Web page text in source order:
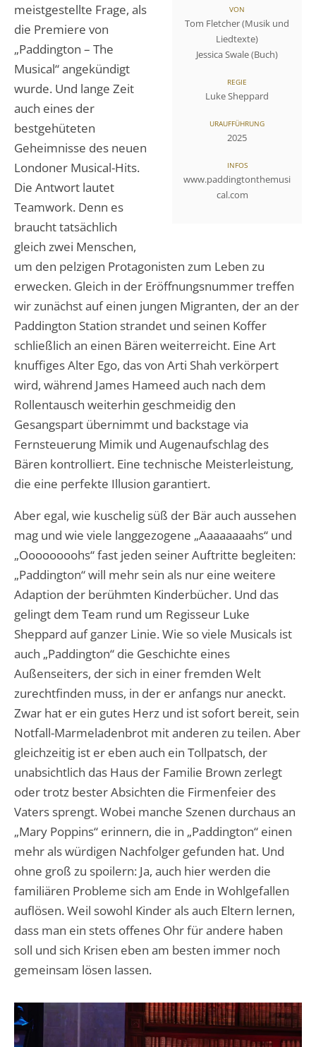
VON
Tom Fletcher (Musik und
Liedtexte)
Jessica Swale (Buch)
REGIE
Luke Sheppard
URAUFFÜHRUNG
2025
INFOS
www.paddingtonthemusi
cal.com
meistgestellte Frage, als
die Premiere von
„Paddington – The
Musical“ angekündigt
wurde. Und lange Zeit
auch eines der
bestgehüteten
Geheimnisse des neuen
Londoner Musical-Hits.
Die Antwort lautet
Teamwork. Denn es
braucht tatsächlich
gleich zwei Menschen,
um den pelzigen Protagonisten zum Leben zu
erwecken. Gleich in der Eröffnungsnummer treffen
wir zunächst auf einen jungen Migranten, der an der
Paddington Station strandet und seinen Koffer
schließlich an einen Bären weiterreicht. Eine Art
knuffiges Alter Ego, das von Arti Shah verkörpert
wird, während James Hameed auch nach dem
Rollentausch weiterhin geschmeidig den
Gesangspart übernimmt und backstage via
Fernsteuerung Mimik und Augenaufschlag des
Bären kontrolliert. Eine technische Meisterleistung,
die eine perfekte Illusion garantiert.
Aber egal, wie kuschelig süß der Bär auch aussehen
mag und wie viele langgezogene „Aaaaaaaahs“ und
„Oooooooohs“ fast jeden seiner Auftritte begleiten:
„Paddington“ will mehr sein als nur eine weitere
Adaption der berühmten Kinderbücher. Und das
gelingt dem Team rund um Regisseur Luke
Sheppard auf ganzer Linie. Wie so viele Musicals ist
auch „Paddington“ die Geschichte eines
Außenseiters, der sich in einer fremden Welt
zurechtfinden muss, in der er anfangs nur aneckt.
Zwar hat er ein gutes Herz und ist sofort bereit, sein
Notfall-Marmeladenbrot mit anderen zu teilen. Aber
gleichzeitig ist er eben auch ein Tollpatsch, der
unabsichtlich das Haus der Familie Brown zerlegt
oder trotz bester Absichten die Firmenfeier des
Vaters sprengt. Wobei manche Szenen durchaus an
„Mary Poppins“ erinnern, die in „Paddington“ einen
mehr als würdigen Nachfolger gefunden hat. Und
ohne groß zu spoilern: Ja, auch hier werden die
familiären Probleme sich am Ende in Wohlgefallen
auflösen. Weil sowohl Kinder als auch Eltern lernen,
dass man ein stets offenes Ohr für andere haben
soll und sich Krisen eben am besten immer noch
gemeinsam lösen lassen.